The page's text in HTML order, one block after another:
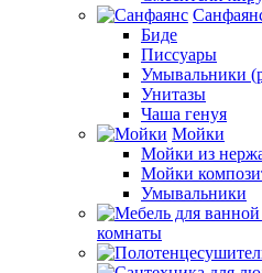
Биде
Писсуары
Умывальники
Унитазы
Чаша генуя
Мойки
Мойки из
Мойки
Умывальники
комнаты